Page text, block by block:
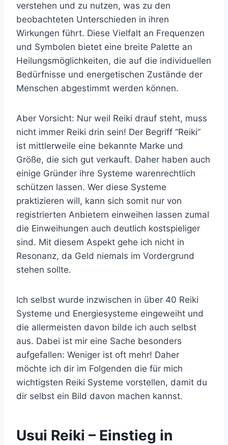
verstehen und zu nutzen, was zu den
beobachteten Unterschieden in ihren
Wirkungen führt. Diese Vielfalt an Frequenzen
und Symbolen bietet eine breite Palette an
Heilungsmöglichkeiten, die auf die individuellen
Bedürfnisse und energetischen Zustände der
Menschen abgestimmt werden können.
Aber Vorsicht: Nur weil Reiki drauf steht, muss
nicht immer Reiki drin sein! Der Begriff “Reiki”
ist mittlerweile eine bekannte Marke und
Größe, die sich gut verkauft. Daher haben auch
einige Gründer ihre Systeme warenrechtlich
schützen lassen. Wer diese Systeme
praktizieren will, kann sich somit nur von
registrierten Anbietern einweihen lassen zumal
die Einweihungen auch deutlich kostspieliger
sind. Mit diesem Aspekt gehe ich nicht in
Resonanz, da Geld niemals im Vordergrund
stehen sollte.
Ich selbst wurde inzwischen in über 40 Reiki
Systeme und Energiesysteme eingeweiht und
die allermeisten davon bilde ich auch selbst
aus. Dabei ist mir eine Sache besonders
aufgefallen: Weniger ist oft mehr! Daher
möchte ich dir im Folgenden die für mich
wichtigsten Reiki Systeme vorstellen, damit du
dir selbst ein Bild davon machen kannst.
Usui Reiki – Einstieg in